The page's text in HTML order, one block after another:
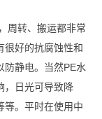
周转、搬运都非常
很好的抗腐蚀性和
防静电。当然PE水
，日光可导致降
等。平时在使用中